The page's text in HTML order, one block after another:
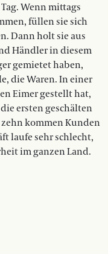
Wenn mittags
füllen sie sich
Dann holt sie aus
Händler in diesem
gemietet haben,
die Waren. In einer
Eimer gestellt hat,
ersten geschälten
kommen Kunden
laufe sehr schlecht,
im ganzen Land.